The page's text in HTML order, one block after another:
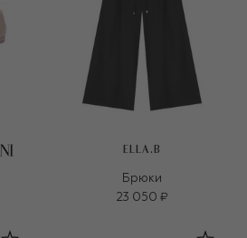
ELLA.B
Брюки
23 050 ₽